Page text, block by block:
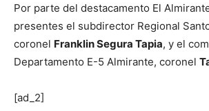
Por parte del destacamento El
presentes el subdirector Regional
coronel Franklin Segura Tapia, y el
Departamento E-5 Almirante, coronel
[ad_2]